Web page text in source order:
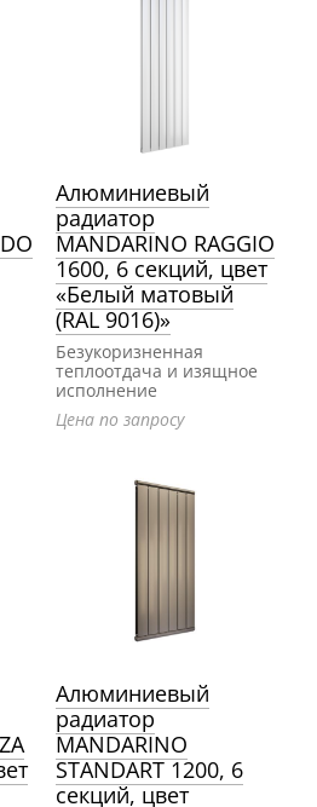
Алюминиевый
радиатор
MANDARINO RAGGIO
1600, 6 секций, цвет
«Белый матовый
(RAL 9016)»
Безукоризненная
теплоотдача и изящное
исполнение
Цена по запросу
Алюминиевый
радиатор
MANDARINO
STANDART 1200, 6
секций, цвет